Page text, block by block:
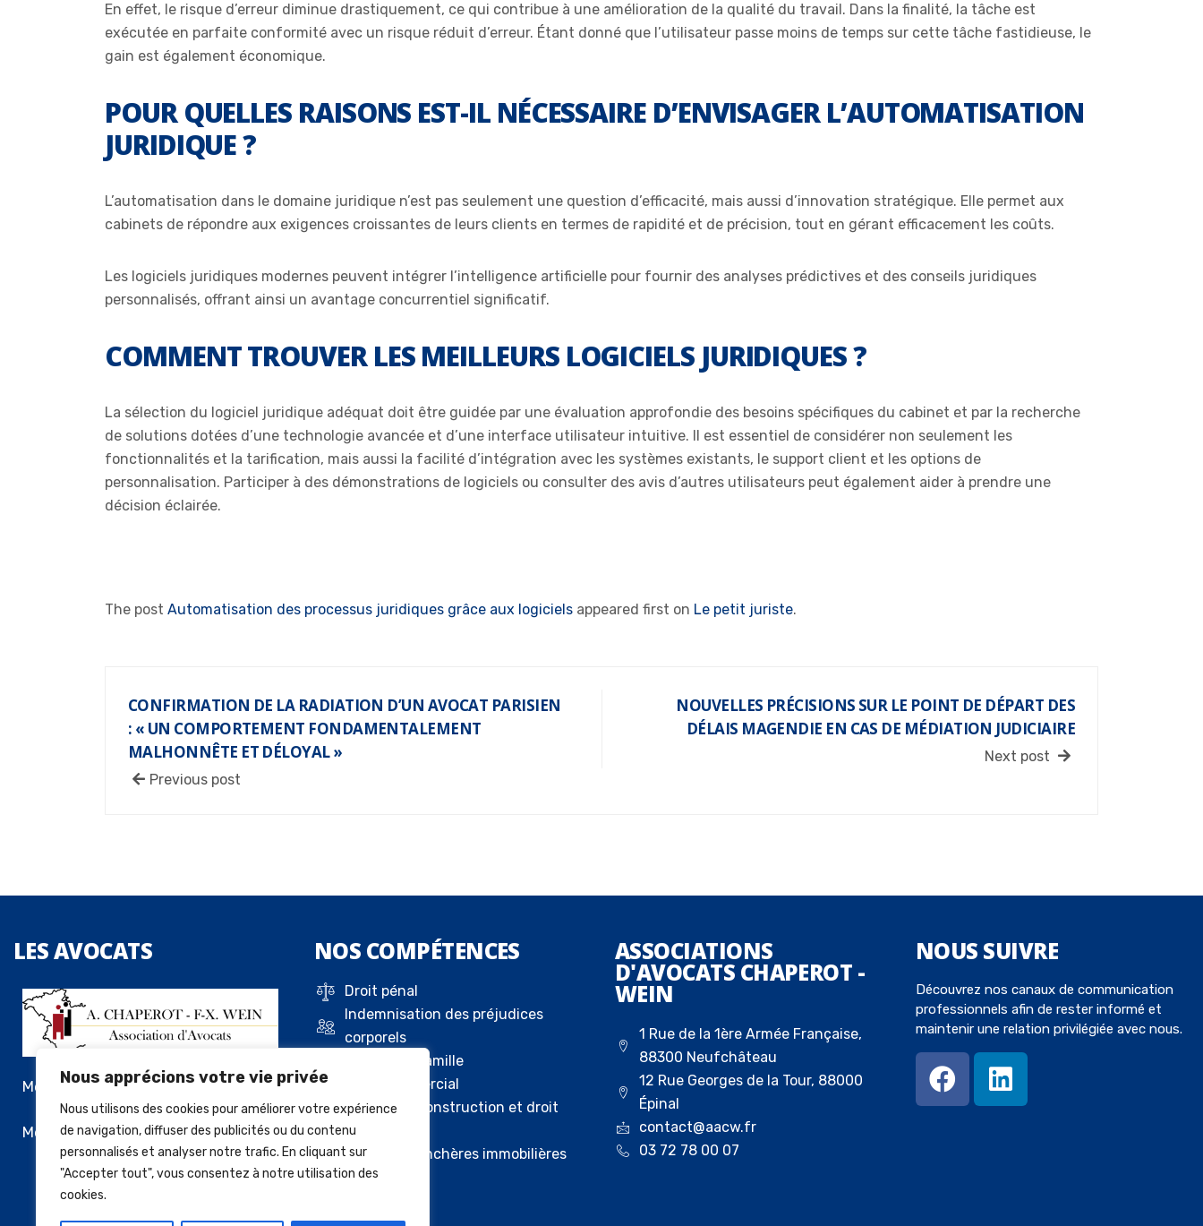
Nous apprécions votre vie privée
Nous utilisons des cookies pour améliorer votre expérience
de navigation, diffuser des publicités ou du contenu
personnalisés et analyser notre trafic. En cliquant sur
"Accepter tout", vous consentez à notre utilisation des
cookies.
En effet, le risque d’erreur diminue drastiquement, ce qui contribue à une amélioration de la qualité du travail. Dans la finalité, la tâche est
exécutée en parfaite conformité avec un risque réduit d’erreur. Étant donné que l’utilisateur passe moins de temps sur cette tâche fastidieuse, le
gain est également économique.
POUR QUELLES RAISONS EST-IL NÉCESSAIRE D’ENVISAGER L’AUTOMATISATION
JURIDIQUE ?
L’automatisation dans le domaine juridique n’est pas seulement une question d’efficacité, mais aussi d’innovation stratégique. Elle permet aux
cabinets de répondre aux exigences croissantes de leurs clients en termes de rapidité et de précision, tout en gérant efficacement les coûts.
Les logiciels juridiques modernes peuvent intégrer l’intelligence artificielle pour fournir des analyses prédictives et des conseils juridiques
personnalisés, offrant ainsi un avantage concurrentiel significatif.
COMMENT TROUVER LES MEILLEURS LOGICIELS JURIDIQUES ?
La sélection du logiciel juridique adéquat doit être guidée par une évaluation approfondie des besoins spécifiques du cabinet et par la recherche
de solutions dotées d’une technologie avancée et d’une interface utilisateur intuitive. Il est essentiel de considérer non seulement les
fonctionnalités et la tarification, mais aussi la facilité d’intégration avec les systèmes existants, le support client et les options de
personnalisation. Participer à des démonstrations de logiciels ou consulter des avis d’autres utilisateurs peut également aider à prendre une
décision éclairée.
The post Automatisation des processus juridiques grâce aux logiciels appeared first on Le petit juriste.
CONFIRMATION DE LA RADIATION D’UN AVOCAT PARISIEN
: « UN COMPORTEMENT FONDAMENTALEMENT
MALHONNÊTE ET DÉLOYAL »
Previous post
NOUVELLES PRÉCISIONS SUR LE POINT DE DÉPART DES
DÉLAIS MAGENDIE EN CAS DE MÉDIATION JUDICIAIRE
Next post
LESAVOCATS
Me Alexandre Chaperot
Me François-Xavier Wein
NOS COMPÉTENCES
Droit pénal
Indemnisation des préjudices
corporels
Droit de la famille
Droit commercial
Droit de la construction et droit
locatif
Vente aux enchères immobilières
ASSOCIATIONS
D'AVOCATS CHAPEROT -
WEIN
1 Rue de la 1ère Armée Française,
88300 Neufchâteau
12 Rue Georges de la Tour, 88000
Épinal
contact@aacw.fr
03 72 78 00 07
NOUS SUIVRE
Découvrez nos canaux de communication
professionnels afin de rester informé et
maintenir une relation privilégiée avec nous.